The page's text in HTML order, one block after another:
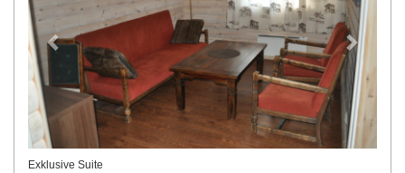
Exklusive Suite